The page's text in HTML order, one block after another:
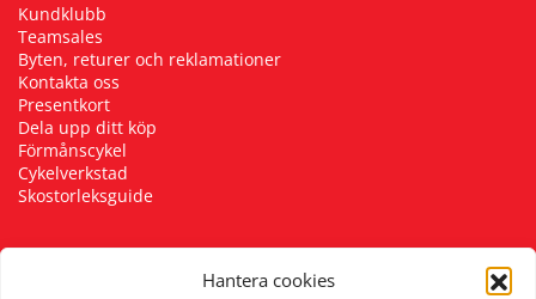
Hantera cookies
Kundklubb
Teamsales
Byten, returer och reklamationer
Kontakta oss
Presentkort
Dela upp ditt köp
Förmånscykel
Cykelverkstad
Skostorleksguide